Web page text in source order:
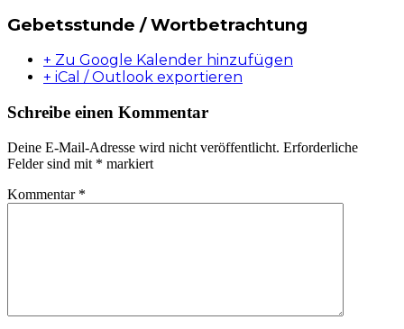
Gebetsstunde / Wortbetrachtung
+ Zu Google Kalender hinzufügen
+ iCal / Outlook exportieren
Schreibe einen Kommentar
Deine E-Mail-Adresse wird nicht veröffentlicht. Erforderliche
Felder sind mit * markiert
Kommentar *